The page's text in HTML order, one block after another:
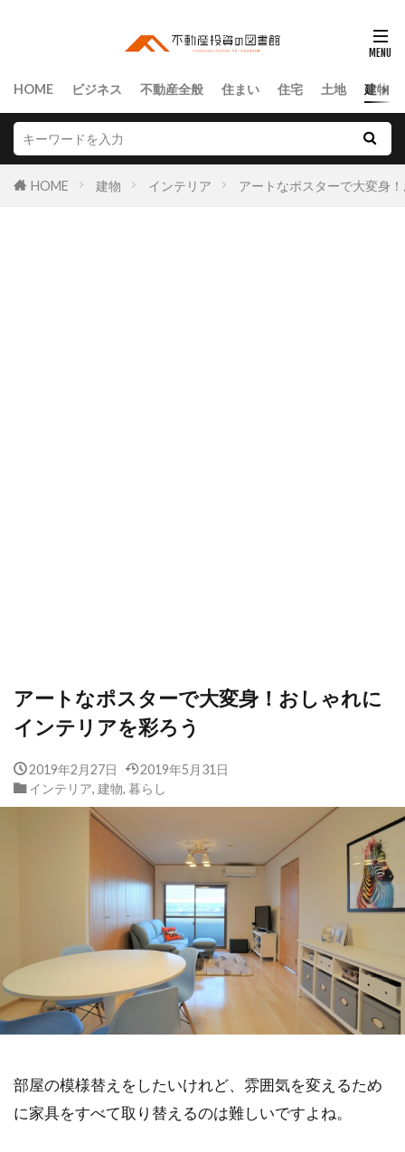
HOME ビジネス 不動産全般 住まい 住宅 土地 建物
HOME 建物 インテリア アートなポスターで大変身
アートなポスターで大変身！おしゃれに
インテリアを彩ろう
2019年2月27日
2019年5月31日
インテリア, 建物, 暮らし
部屋の模様替えをしたいけれど、雰囲気を変えるため
に家具をすべて取り替えるのは難しいですよね。